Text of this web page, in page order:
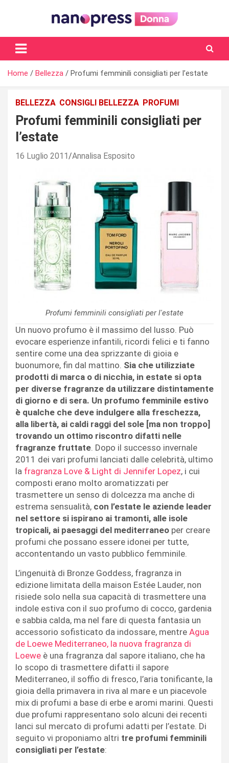
Il magazine femminile di Nanopress.it
Home Bellezza Profumi femminili consigliati per l’estate
BELLEZZA CONSIGLI BELLEZZA PROFUMI
Profumi femminili consigliati per
l’estate
16 Luglio 2011 Annalisa Esposito
Profumi femminili consigliati per l'estate
Un nuovo profumo è il massimo del lusso. Può
evocare esperienze infantili, ricordi felici e ti fanno
sentire come una dea sprizzante di gioia e
buonumore, fin dal mattino. Sia che utilizziate
prodotti di marca o di nicchia, in estate si opta
per diverse fragranze da utilizzare distintamente
di giorno e di sera. Un profumo femminile estivo
è qualche che deve indulgere alla freschezza,
alla libertà, ai caldi raggi del sole [ma non troppo]
trovando un ottimo riscontro difatti nelle
fragranze fruttate. Dopo il successo invernale
2011 dei vari profumi lanciati dalle celebrità, ultimo
la fragranza Love & Light di Jennifer Lopez, i cui
composti erano molto aromatizzati per
trasmettere un senso di dolcezza ma anche di
estrema sensualità, con l’estate le aziende leader
nel settore si ispirano ai tramonti, alle isole
tropicali, ai paesaggi del mediterraneo per creare
profumi che possano essere idonei per tutte,
accontentando un vasto pubblico femminile.
L’ingenuità di Bronze Goddess, fragranza in
edizione limitata della maison Estée Lauder, non
risiede solo nella sua capacità di trasmettere una
indole estiva con il suo profumo di cocco, gardenia
e sabbia calda, ma nel fare di questa fantasia un
accessorio sofisticato da indossare, mentre Agua
de Loewe Mediterraneo, la nuova fragranza di
Loewe è una fragranza dal sapore italiano, che ha
lo scopo di trasmettere difatti il sapore
Mediterraneo, il soffio di fresco, l’aria tonificante, la
gioia della primavera in riva al mare e un piacevole
mix di profumi a base di erbe e aromi marini. Questi
due profumi rappresentano solo alcuni dei recenti
lanci sul mercato di profumi adatti per l’estate. Di
seguito vi proponiamo altri tre profumi femminili
consigliati per l’estate: